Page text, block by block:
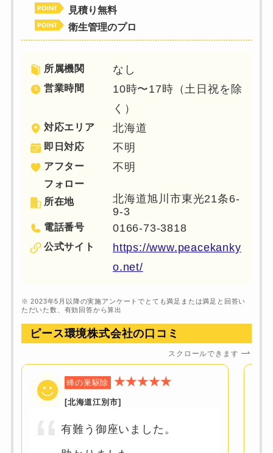
見積り無料
衛生管理のプロ
所属機関 なし
営業時間
10時〜17時（土日祝を除
く）
対応エリア 北海道
即日対応 不明
アフター
フォロー
不明
所在地
北海道旭川市東光21条6-
9-3
電話番号 0166-73-3818
公式サイト
https://www.peacekanky
o.net/
※ 2023年5月以降の実施アンケートでとても満足または満足と回答い
ただいた数、有効回答から算出
ピース環境株式会社の口コミ
スクロールできます
蜂の巣駆除 ★★★★★
[北海道江別市]
有難う御座いました。